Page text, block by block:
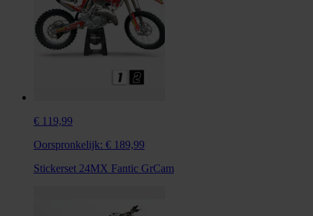
€ 119,99
Oorspronkelijk: € 189,99
Stickerset 24MX Fantic GrCam